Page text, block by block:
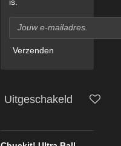
Verzenden
Uitgeschakeld